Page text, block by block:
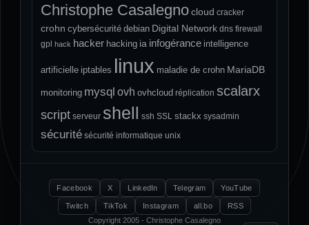
Christophe Casalegnocloud cracker
crohn cybersécurité debian Digital Network dns firewall
gpl
hack hacker hacking ia infogérance intelligence
artificielle iptables linux maladie de crohn MariaDB
monitoring mysql ovh ovhcloud réplication scalarx
script serveur shell ssh SSL stackx sysadmin
sécurité sécurité informatique unix
Facebook X LinkedIn Telegram YouTube
Twitch TikTok Instagram all.bo
RSS
Copyright 2005 - Christophe Casalegno